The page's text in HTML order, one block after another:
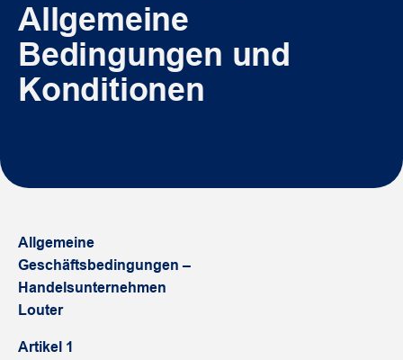
Allgemeine
Bedingungen und
Konditionen
Allgemeine
Geschäftsbedingungen –
Handelsunternehmen
Louter
Artikel 1